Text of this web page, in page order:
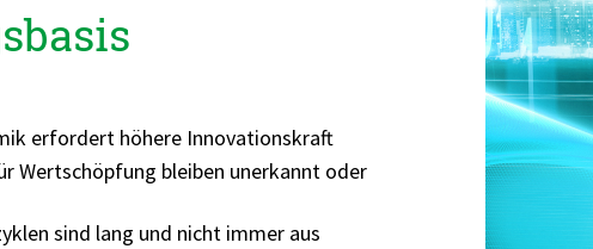
erfordert höhere Innovationskraft
Wertschöpfung bleiben unerkannt oder
sind lang und nicht immer aus